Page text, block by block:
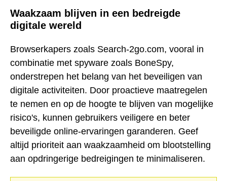
Waakzaam blijven in een bedreigde
digitale wereld
Browserkapers zoals Search-2go.com, vooral in
combinatie met spyware zoals BoneSpy,
onderstrepen het belang van het beveiligen van
digitale activiteiten. Door proactieve maatregelen
te nemen en op de hoogte te blijven van mogelijke
risico's, kunnen gebruikers veiligere en beter
beveiligde online-ervaringen garanderen. Geef
altijd prioriteit aan waakzaamheid om blootstelling
aan opdringerige bedreigingen te minimaliseren.